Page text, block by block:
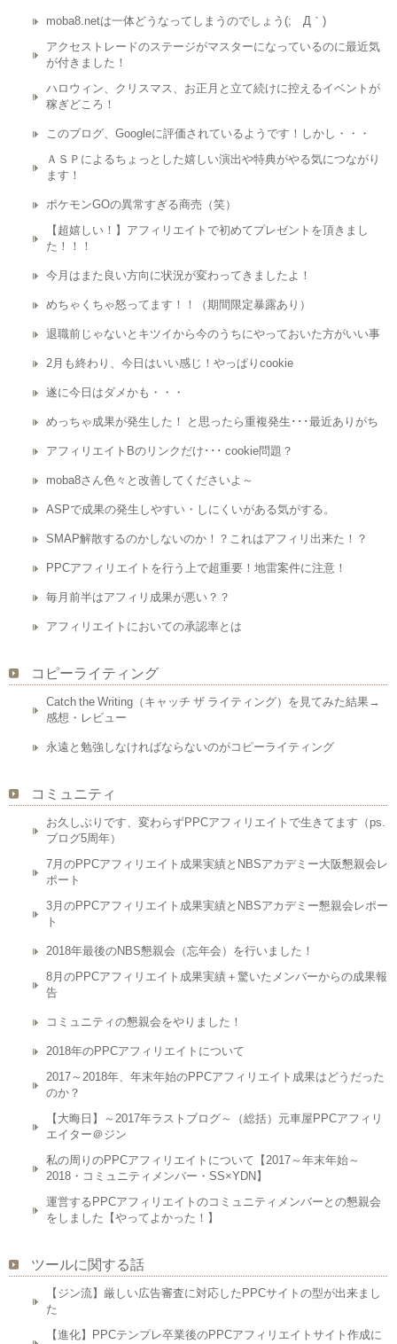
moba8.netは一体どうなってしまうのでしょう(;´Д｀)
アクセストレードのステージがマスターになっているのに最近気
が付きました！
ハロウィン、クリスマス、お正月と立て続けに控えるイベントが
稼ぎどころ！
このブログ、Googleに評価されているようです！しかし・・・
ＡＳＰによるちょっとした嬉しい演出や特典がやる気につながり
ます！
ポケモンGOの異常すぎる商売（笑）
【超嬉しい！】アフィリエイトで初めてプレゼントを頂きまし
た！！！
今月はまた良い方向に状況が変わってきましたよ！
めちゃくちゃ怒ってます！！（期間限定暴露あり）
退職前じゃないとキツイから今のうちにやっておいた方がいい事
2月も終わり、今日はいい感じ！やっぱりcookie
遂に今日はダメかも・・・
めっちゃ成果が発生した！ と思ったら重複発生･･･最近ありがち
アフィリエイトBのリンクだけ･･･ cookie問題？
moba8さん色々と改善してくださいよ～
ASPで成果の発生しやすい・しにくいがある気がする。
SMAP解散するのかしないのか！？これはアフィリ出来た！？
PPCアフィリエイトを行う上で超重要！地雷案件に注意！
毎月前半はアフィリ成果が悪い？？
アフィリエイトにおいての承認率とは
コピーライティング
Catch the Writing（キャッチ ザ ライティング）を見てみた結果→
感想・レビュー
永遠と勉強しなければならないのがコピーライティング
コミュニティ
お久しぶりです、変わらずPPCアフィリエイトで生きてます（ps.
ブログ5周年）
7月のPPCアフィリエイト成果実績とNBSアカデミー大阪懇親会レ
ポート
3月のPPCアフィリエイト成果実績とNBSアカデミー懇親会レポー
ト
2018年最後のNBS懇親会（忘年会）を行いました！
8月のPPCアフィリエイト成果実績＋驚いたメンバーからの成果報
告
コミュニティの懇親会をやりました！
2018年のPPCアフィリエイトについて
2017～2018年、年末年始のPPCアフィリエイト成果はどうだった
のか？
【大晦日】～2017年ラストブログ～（総括）元車屋PPCアフィリ
エイター＠ジン
私の周りのPPCアフィリエイトについて【2017～年末年始～
2018・コミュニティメンバー・SS×YDN】
運営するPPCアフィリエイトのコミュニティメンバーとの懇親会
をしました【やってよかった！】
ツールに関する話
【ジン流】厳しい広告審査に対応したPPCサイトの型が出来まし
た
【進化】PPCテンプレ卒業後のPPCアフィリエイトサイト作成に